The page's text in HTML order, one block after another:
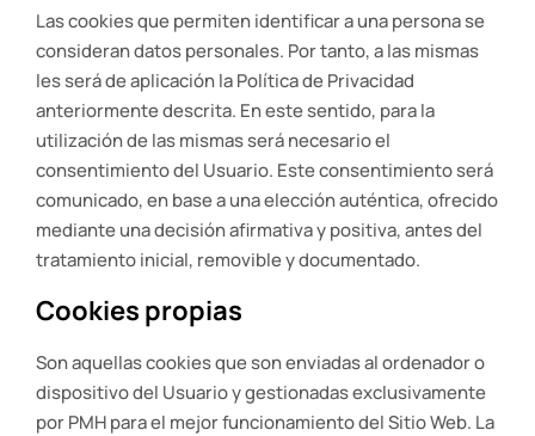
Las cookies que permiten identificar a una persona se
consideran datos personales. Por tanto, a las mismas
les será de aplicación la Política de Privacidad
anteriormente descrita. En este sentido, para la
utilización de las mismas será necesario el
consentimiento del Usuario. Este consentimiento será
comunicado, en base a una elección auténtica, ofrecido
mediante una decisión afirmativa y positiva, antes del
tratamiento inicial, removible y documentado.
Cookies propias
Son aquellas cookies que son enviadas al ordenador o
dispositivo del Usuario y gestionadas exclusivamente
porPMHpara el mejor funcionamiento del Sitio Web. La